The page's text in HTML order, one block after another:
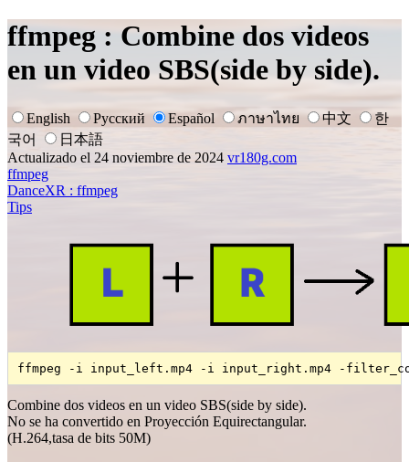
ffmpeg : Combine dos videos
en un video SBS(side by side).
English Русский Español ภาษาไทย 中文
한
국어
日本語
Actualizado el 24 noviembre de 2024 vr180g.com
ffmpeg
DanceXR : ffmpeg
Tips
ffmpeg -i input_left.mp4 -i input_right.mp4 -
Combine dos videos en un video SBS(side by side).
No se ha convertido en Proyección Equirectangular.
(H.264,tasa de bits 50M)